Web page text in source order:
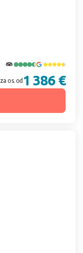
za os. od 1 386 €